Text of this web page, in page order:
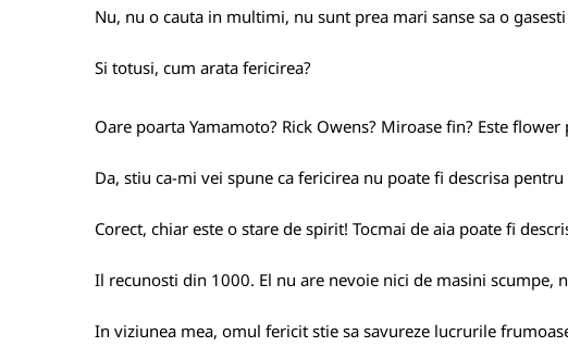
Nu, nu o cauta in multimi, nu sunt prea mari sanse sa o
Si totusi, cum arata fericirea?
Oare poarta Yamamoto? Rick Owens? Miroase fin? Este flower
Da, stiu ca-mi vei spune ca fericirea nu poate fi descrisa
Corect, chiar este o stare de spirit! Tocmai de aia poate fi
Il recunosti din 1000. El nu are nevoie nici de masini scumpe,
In viziunea mea, omul fericit stie sa savureze lucrurile